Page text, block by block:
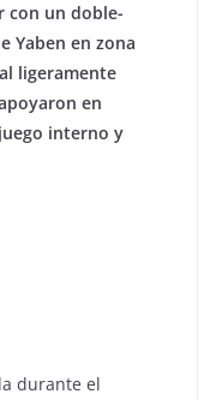
con un doble-
Yaben en zona
ligeramente
en
interno y
durante el